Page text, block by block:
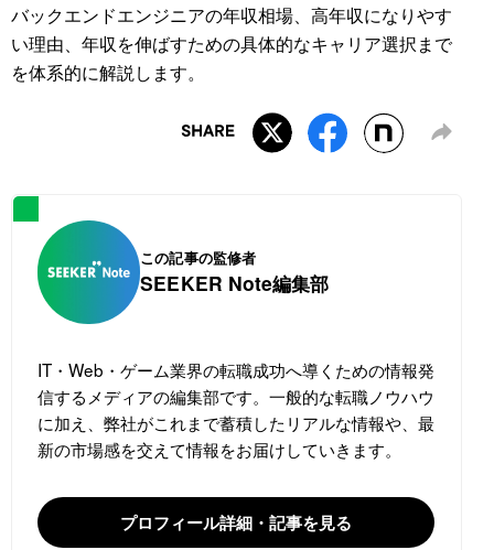
バックエンドエンジニアの年収相場、高年収になりやす
い理由、年収を伸ばすための具体的なキャリア選択まで
を体系的に解説します。
この記事の監修者
SEEKER Note編集部
IT・Web・ゲーム業界の転職成功へ導くための情報発
信するメディアの編集部です。一般的な転職ノウハウ
に加え、弊社がこれまで蓄積したリアルな情報や、最
新の市場感を交えて情報をお届けしていきます。
プロフィール詳細・記事を見る